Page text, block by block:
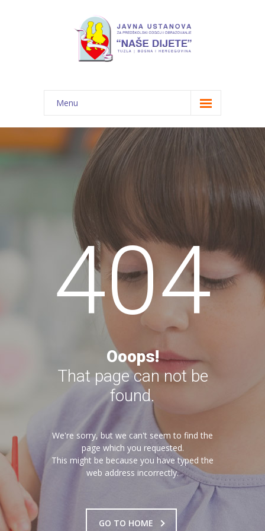
Menu
Početna
Novosti
O nama
-- JU "Naše dijete"
-- Vrtići
---- Bambi
---- Bubamara
---- Lastavica
---- Poletarac
---- Snjeguljica
---- Sunčica
---- Zvjezdica
404
Ooops!
That page can not be
found.
We're sorry, but we can't seem to find the
page which you requested.
This might be because you have typed the
web address incorrectly.
GO TO HOME